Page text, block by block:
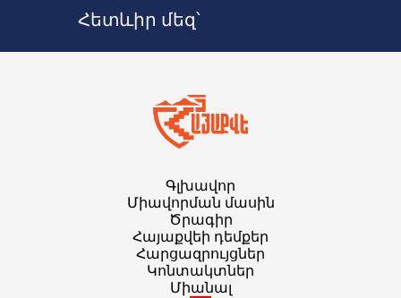
Հետևիր մեզ՝
Գլխավոր
Միավորման մասին
Ծրագիր
Հայաքվեի դեմքեր
Հարցազրույցներ
Կոնտակտներ
Միանալ